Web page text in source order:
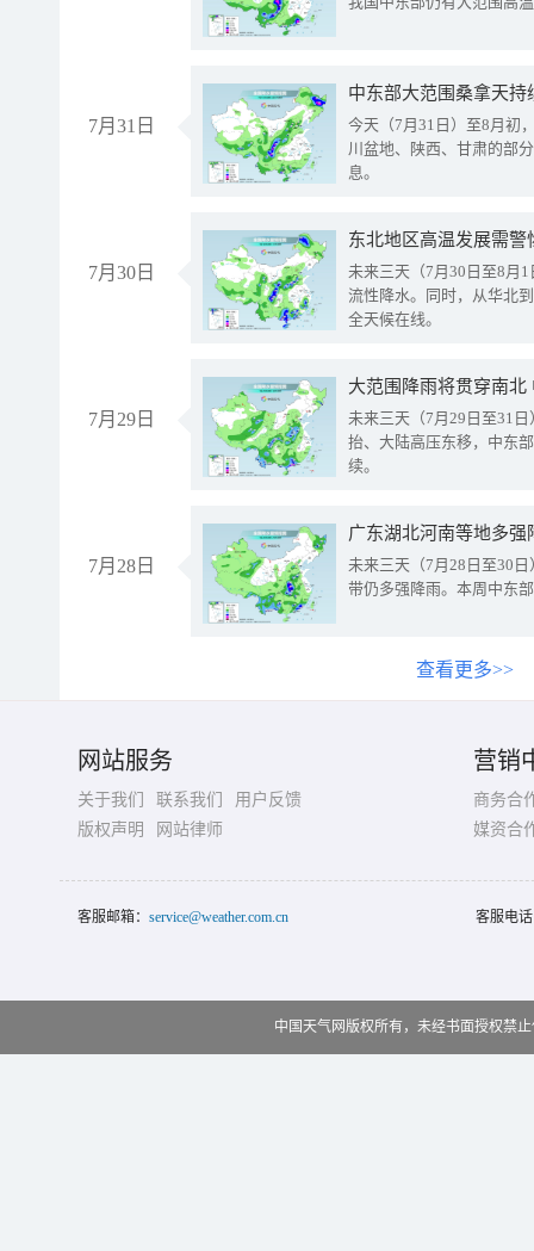
7月31日
中东部大范围桑拿天
今天（7月31日）至8月初
川盆地、陕西、甘肃的部
息。
7月30日
东北地区高温发展需
未来三天（7月30日至8月
流性降水。同时，从华北
全天候在线。
7月29日
大范围降雨将贯穿南
未来三天（7月29日至31
抬、大陆高压东移，中东
续。
7月28日
广东湖北河南等地多
未来三天（7月28日至30
带仍多强降雨。本周中东
查看更多>>
网站服务
关于我们 联系我们
用户反馈
版权声明
网站律师
营销
商务合
媒资合
客服邮箱： service@weather.com.cn 客服电
中国天气网版权所有，未经书面授权